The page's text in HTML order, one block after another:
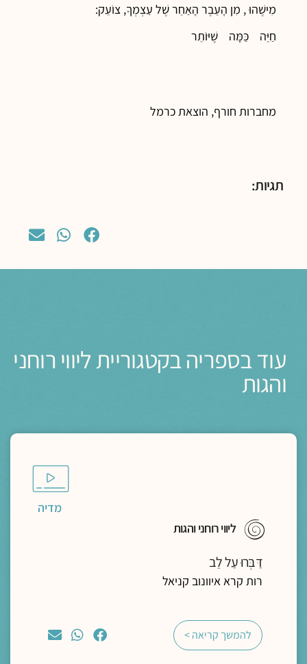
מִישֶׁהוּ , מִן הָעֵבֶר הָאַחֵר שֶׁל עַצְמְךָ, צוֹעֵק:
חַיֵּה כַּמָּה שֶׁיּוֹתֵר
מחברות חורף, הוצאת כרמל
תגיות:
עוד בספריה בקטגוריית ליווי רוחני
והגות
מדיה
ליווי רוחני והגות
דַּבְּרוּ עַל לֵב
רות קרא איוונוב קניאל
להמשך קריאה >